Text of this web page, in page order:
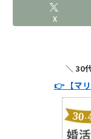
X
＼ 30
👉 【マ